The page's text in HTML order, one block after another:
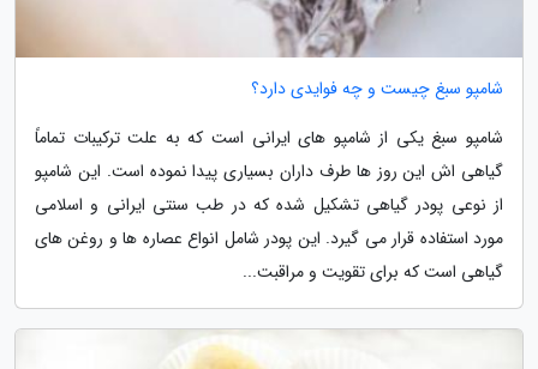
شامپو سبغ چیست و چه فوایدی دارد؟
شامپو سبغ یکی از شامپو های ایرانی است که به علت ترکیبات تماماً
گیاهی اش این روز ها طرف داران بسیاری پیدا نموده است. این شامپو
از نوعی پودر گیاهی تشکیل شده که در طب سنتی ایرانی و اسلامی
مورد استفاده قرار می گیرد. این پودر شامل انواع عصاره ها و روغن های
گیاهی است که برای تقویت و مراقبت...